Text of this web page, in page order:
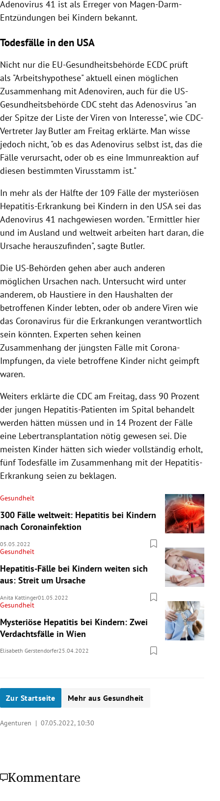
Adenovirus 41 ist als Erreger von Magen-Darm-
Entzündungen bei Kindern bekannt.
Todesfälle in den USA
Nicht nur die EU-Gesundheitsbehörde ECDC prüft
als "Arbeitshypothese" aktuell einen möglichen
Zusammenhang mit Adenoviren, auch für die US-
Gesundheitsbehörde CDC steht das Adenosvirus "an
der Spitze der Liste der Viren von Interesse", wie CDC-
Vertreter Jay Butler am Freitag erklärte. Man wisse
jedoch nicht, "ob es das Adenovirus selbst ist, das die
Fälle verursacht, oder ob es eine Immunreaktion auf
diesen bestimmten Virusstamm ist."
In mehr als der Hälfte der 109 Fälle der mysteriösen
Hepatitis-Erkrankung bei Kindern in den USA sei das
Adenovirus 41 nachgewiesen worden. "Ermittler hier
und im Ausland und weltweit arbeiten hart daran, die
Ursache herauszufinden", sagte Butler.
Die US-Behörden gehen aber auch anderen
möglichen Ursachen nach. Untersucht wird unter
anderem, ob Haustiere in den Haushalten der
betroffenen Kinder lebten, oder ob andere Viren wie
das Coronavirus für die Erkrankungen verantwortlich
sein könnten. Experten sehen keinen
Zusammenhang der jüngsten Fälle mit Corona-
Impfungen, da viele betroffene Kinder nicht geimpft
waren.
Weiters erklärte die CDC am Freitag, dass 90 Prozent
der jungen Hepatitis-Patienten im Spital behandelt
werden hätten müssen und in 14 Prozent der Fälle
eine Lebertransplantation nötig gewesen sei. Die
meisten Kinder hätten sich wieder vollständig erholt,
fünf Todesfälle im Zusammenhang mit der Hepatitis-
Erkrankung seien zu beklagen.
Gesundheit
300 Fälle weltweit: Hepatitis bei Kindern
nach Coronainfektion
05.05.2022
Gesundheit
Hepatitis-Fälle bei Kindern weiten sich
aus: Streit um Ursache
Anita Kattinger01.05.2022
Gesundheit
Mysteriöse Hepatitis bei Kindern: Zwei
Verdachtsfälle in Wien
Elisabeth Gerstendorfer25.04.2022
Zur Startseite Mehr aus Gesundheit
Agenturen | 07.05.2022, 10:30
Kommentare